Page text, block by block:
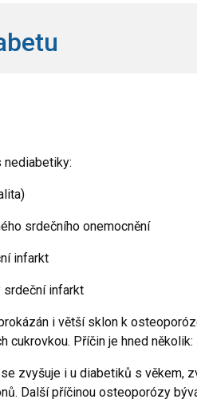
nediabetiky:
srdečního onemocnění
infarkt
infarkt
i větší sklon k
cukrovkou. Příčin je hned několik:
zvyšuje i u diabetiků s věkem,
Další příčinou osteoporózy